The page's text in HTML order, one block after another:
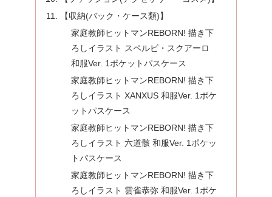
【収納(バック・ケース類)】
家庭教師ヒットマンREBORN! 描き下
ろしイラスト スペルビ・スクアーロ
和服Ver. 1ポケットパスケース
家庭教師ヒットマンREBORN! 描き下
ろしイラスト XANXUS 和服Ver. 1ポケ
ットパスケース
家庭教師ヒットマンREBORN! 描き下
ろしイラスト 六道骸 和服Ver. 1ポケッ
トパスケース
家庭教師ヒットマンREBORN! 描き下
ろしイラスト 雲雀恭弥 和服Ver. 1ポケ